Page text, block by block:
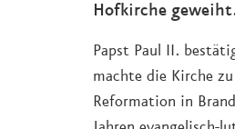
Hofkirche
Papst Paul II.
machte die Kirche
Reformation in